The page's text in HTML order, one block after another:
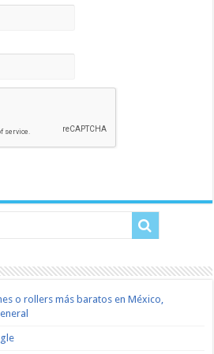
o rollers más baratos en México,